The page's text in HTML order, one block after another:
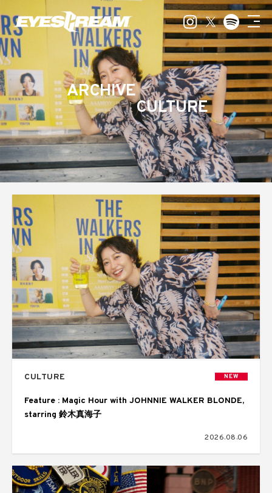
ARCHIVE
CULTURE
CULTURE NEW
Feature : Magic Hour with JOHNNIE WALKER BLONDE,
starring 鈴木真海子
2026.08.06